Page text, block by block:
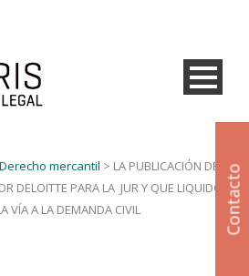
Derecho mercantil > LA PUBLICACIÓN DEL
DELOITTE PARA LA JUR Y QUE LIQUIDÓ
VÍA A LA DEMANDA CIVIL
Contacto